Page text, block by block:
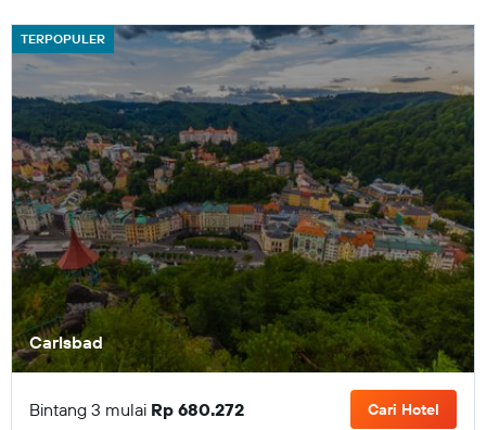
TERPOPULER
Carlsbad
Bintang 3 mulai Rp 680.272 Cari Hotel